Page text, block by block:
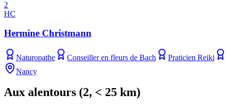
2
HC
Hermine Christmann
Naturopathe Conseiller en fleurs de Bach Praticien Reiki
Nancy
Aux alentours (2, < 25 km)